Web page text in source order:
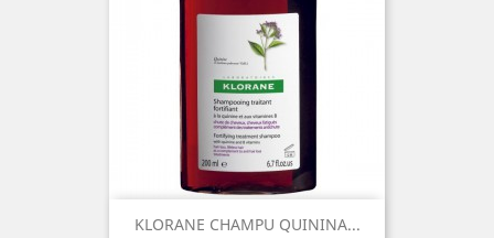
KLORANE CHAMPU QUININA...